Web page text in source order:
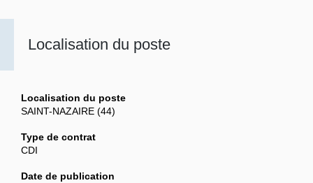
Localisation du poste
Localisation du poste
SAINT-NAZAIRE (44)
Type de contrat
CDI
Date de publication